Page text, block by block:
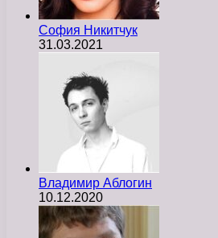
София Никитчук
31.03.2021
Владимир Аблогин
10.12.2020